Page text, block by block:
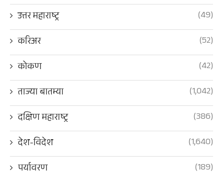
उत्तर महाराष्ट्र
(49)
करिअर
(52)
कोकण
(42)
ताज्या बातम्या
(1,042)
दक्षिण महाराष्ट्र
(386)
देश-विदेश
(1,640)
पर्यावरण
(189)